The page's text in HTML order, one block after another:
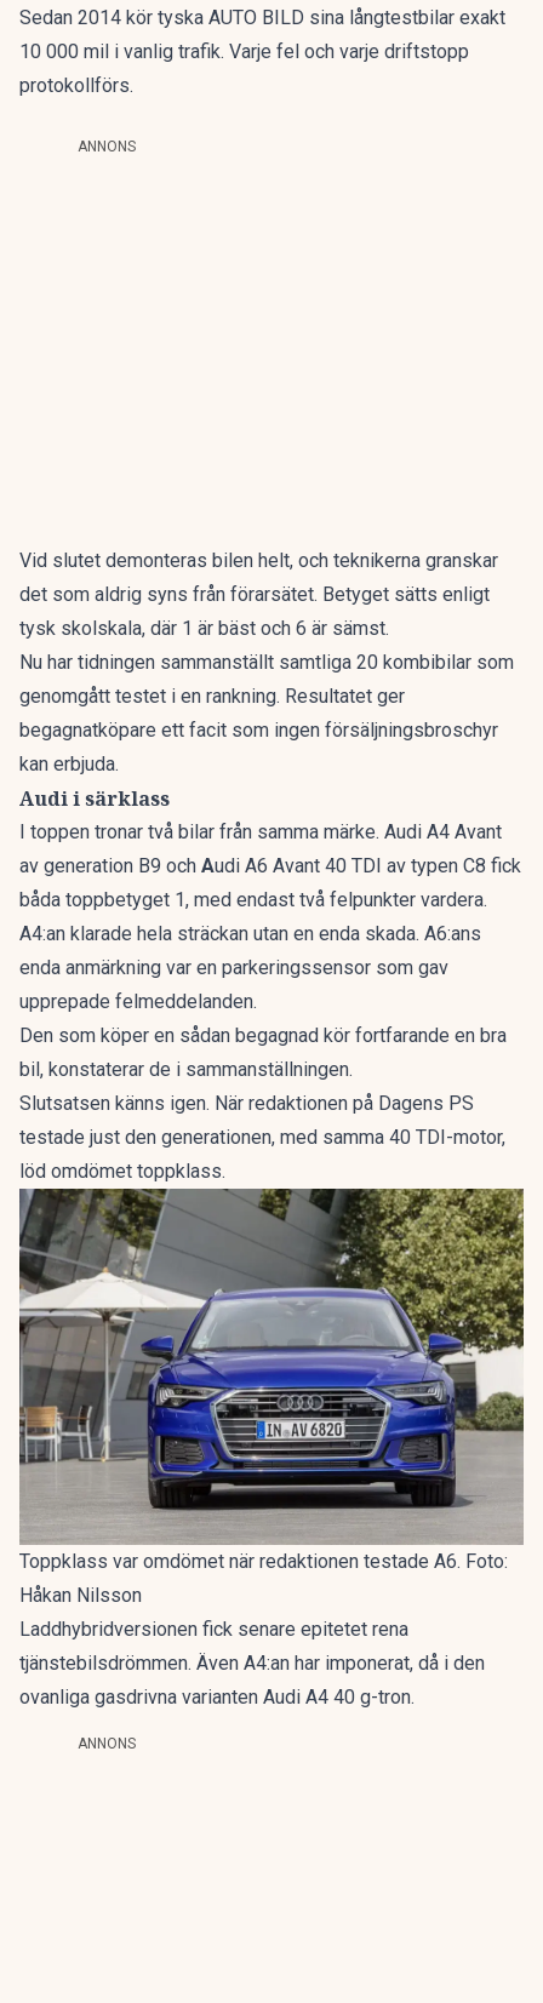
Sedan 2014 kör tyska AUTO BILD sina långtestbilar exakt
10 000 mil i vanlig trafik. Varje fel och varje driftstopp
protokollförs.
ANNONS
Vid slutet demonteras bilen helt, och teknikerna granskar
det som aldrig syns från förarsätet. Betyget sätts enligt
tysk skolskala, där 1 är bäst och 6 är sämst.
Nu har tidningen sammanställt samtliga 20 kombibilar som
genomgått testet i en rankning. Resultatet ger
begagnatköpare ett facit som ingen försäljningsbroschyr
kan erbjuda.
Audi i särklass
I toppen tronar två bilar från samma märke. Audi A4 Avant
av generation B9 och Audi A6 Avant 40 TDI av typen C8 fick
båda toppbetyget 1, med endast två felpunkter vardera.
A4:an klarade hela sträckan utan en enda skada. A6:ans
enda anmärkning var en parkeringssensor som gav
upprepade felmeddelanden.
Den som köper en sådan begagnad kör fortfarande en bra
bil, konstaterar de i sammanställningen.
Slutsatsen känns igen. När redaktionen på Dagens PS
testade just den generationen, med samma 40 TDI-motor,
löd omdömet toppklass.
Toppklass var omdömet när redaktionen testade A6. Foto:
Håkan Nilsson
Laddhybridversionen fick senare epitetet rena
tjänstebilsdrömmen. Även A4:an har imponerat, då i den
ovanliga gasdrivna varianten Audi A4 40 g-tron.
ANNONS